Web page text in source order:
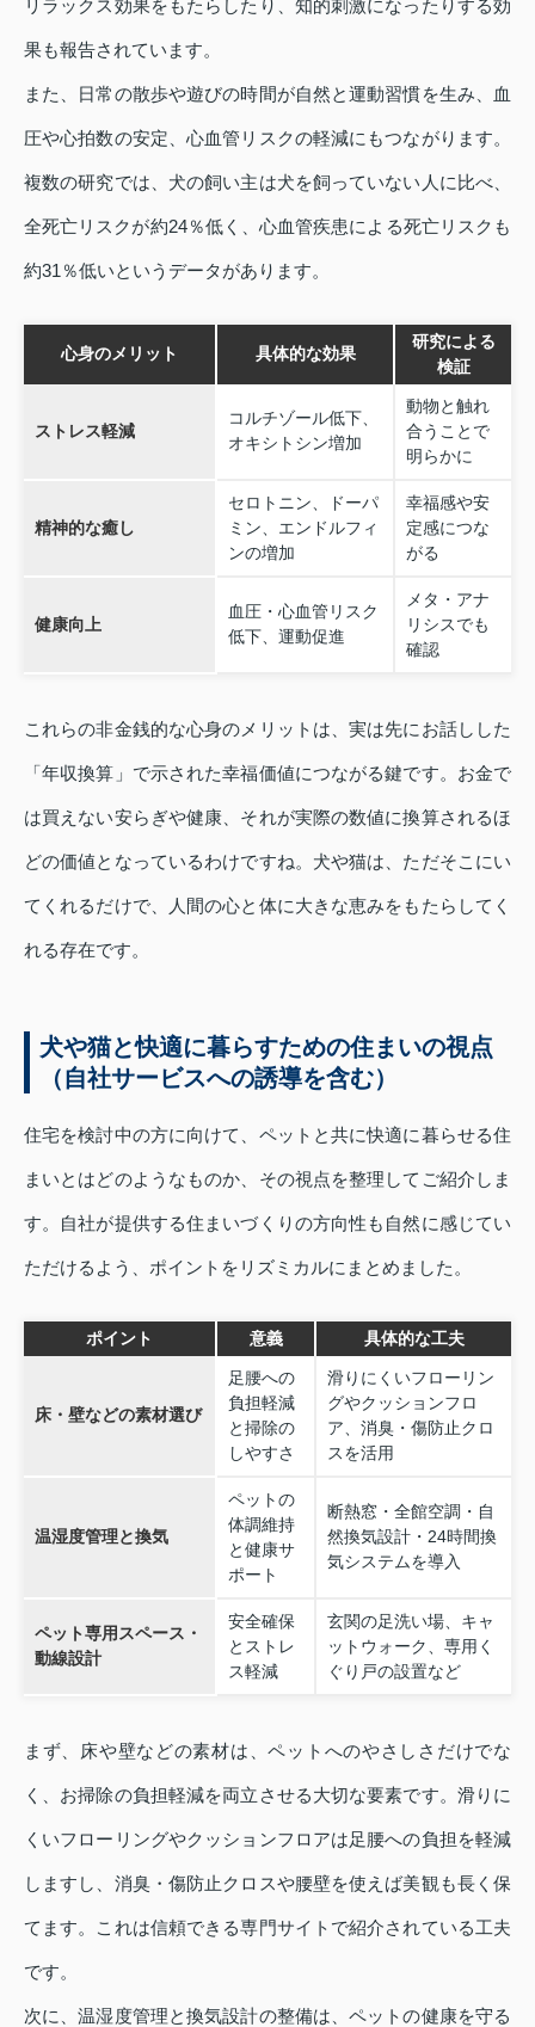
リラックス効果をもたらしたり、知的刺激になったりする効
果も報告されています。
また、日常の散歩や遊びの時間が自然と運動習慣を生み、血
圧や心拍数の安定、心血管リスクの軽減にもつながります。
複数の研究では、犬の飼い主は犬を飼っていない人に比べ、
全死亡リスクが約24％低く、心血管疾患による死亡リスクも
約31％低いというデータがあります。
心身のメリット 具体的な効果
研究による
検証
ストレス軽減
コルチゾール低下、
オキシトシン増加
動物と触れ
合うことで
明らかに
精神的な癒し
セロトニン、ドーパ
ミン、エンドルフィ
ンの増加
幸福感や安
定感につな
がる
健康向上
血圧・心血管リスク
低下、運動促進
メタ・アナ
リシスでも
確認
これらの非金銭的な心身のメリットは、実は先にお話しした
「年収換算」で示された幸福価値につながる鍵です。お金で
は買えない安らぎや健康、それが実際の数値に換算されるほ
どの価値となっているわけですね。犬や猫は、ただそこにい
てくれるだけで、人間の心と体に大きな恵みをもたらしてく
れる存在です。
犬や猫と快適に暮らすための住まいの視点
（自社サービスへの誘導を含む）
住宅を検討中の方に向けて、ペットと共に快適に暮らせる住
まいとはどのようなものか、その視点を整理してご紹介しま
す。自社が提供する住まいづくりの方向性も自然に感じてい
ただけるよう、ポイントをリズミカルにまとめました。
ポイント 意義 具体的な工夫
床・壁などの素材選び
足腰への
負担軽減
と掃除の
しやすさ
滑りにくいフローリン
グやクッションフロ
ア、消臭・傷防止クロ
スを活用
温湿度管理と換気
ペットの
体調維持
と健康サ
ポート
断熱窓・全館空調・自
然換気設計・24時間換
気システムを導入
ペット専用スペース・
動線設計
安全確保
とストレ
ス軽減
玄関の足洗い場、キャ
ットウォーク、専用く
ぐり戸の設置など
まず、床や壁などの素材は、ペットへのやさしさだけでな
く、お掃除の負担軽減を両立させる大切な要素です。滑りに
くいフローリングやクッションフロアは足腰への負担を軽減
しますし、消臭・傷防止クロスや腰壁を使えば美観も長く保
てます。これは信頼できる専門サイトで紹介されている工夫
です。
次に、温湿度管理と換気設計の整備は、ペットの健康を守る